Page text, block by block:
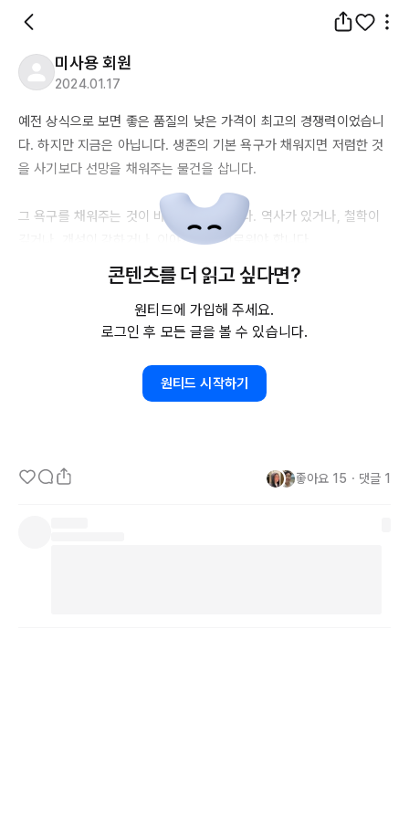
미사용 회원
2024.01.17
예전 상식으로 보면 좋은 품질의 낮은 가격이 최고의 경쟁력이었습니
다. 하지만 지금은 아닙니다. 생존의 기본 욕구가 채워지면 저렴한 것
을 사기보다 선망을 채워주는 물건을 삽니다.
그 욕구를 채워주는 것이 바로 브랜드입니다. 역사가 있거나, 철학이
깊거나, 개성이 강하거나, 이야기가 흥미로워야 합니다.
유럽의 럭셔리 브랜드는 마진의 한계를 생각하지 않습니다. 샤넬은 매
년 가격을 올리고, 올릴수록 더 잘 팔립니다. 그들이 파는것은 선망입
니다. 하이엔드는 개별성과 고유성이 교차되는 장소입니다. 그러니 기
가는 높이고, 세계로 가는것이 옳습니다.
콘텐츠를 더 읽고 싶다면?
원티드에 가입해 주세요.
로그인 후 모든 글을 볼 수 있습니다.
원티드 시작하기
좋아요 15 ・ 댓글 1